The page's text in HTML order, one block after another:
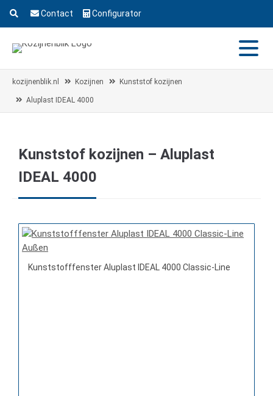
Contact Configurator
kozijnenblik.nl Kozijnen Kunststof kozijnen
Aluplast IDEAL 4000
Kunststof kozijnen – Aluplast
IDEAL 4000
Kunststofffenster Aluplast IDEAL 4000 Classic-Line